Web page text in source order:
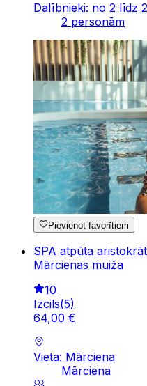
Dalībnieki: no 2 līdz
2 personām
Pievienot favorītiem
SPA atpūta
Mārcienas muiža
10
Izcils(5)
64,00 €
Vieta: Mārciena
Mārciena